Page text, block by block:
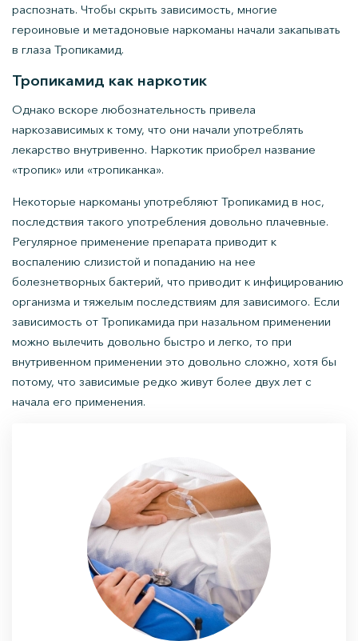
распознать. Чтобы скрыть зависимость, многие
героиновые и метадоновые наркоманы начали закапывать
в глаза Тропикамид.
Тропикамид как наркотик
Однако вскоре любознательность привела
наркозависимых к тому, что они начали употреблять
лекарство внутривенно. Наркотик приобрел название
«тропик» или «тропиканка».
Некоторые наркоманы употребляют Тропикамид в нос,
последствия такого употребления довольно плачевные.
Регулярное применение препарата приводит к
воспалению слизистой и попаданию на нее
болезнетворных бактерий, что приводит к инфицированию
организма и тяжелым последствиям для зависимого. Если
зависимость от Тропикамида при назальном применении
можно вылечить довольно быстро и легко, то при
внутривенном применении это довольно сложно, хотя бы
потому, что зависимые редко живут более двух лет с
начала его применения.